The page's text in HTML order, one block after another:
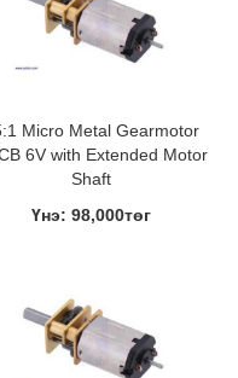
Micro Metal Gearmotor
6V with Extended Motor
Shaft
Үнэ: 98,000төг